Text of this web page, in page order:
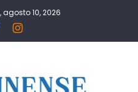
10, 2026